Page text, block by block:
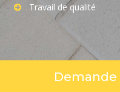
Travail de qualité